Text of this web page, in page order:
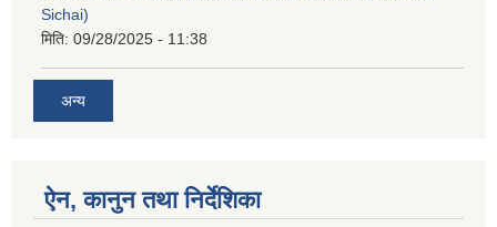
Sichai)
मिति: 09/28/2025 - 11:38
अन्य
ऐन, कानुन तथा निर्देशिका